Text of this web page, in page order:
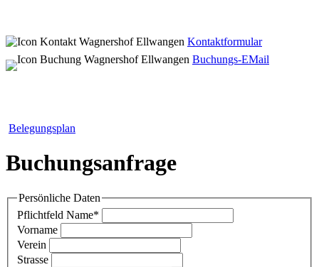
Kontaktformular
Buchungs-EMail
Belegungsplan
Buchungsanfrage
Persönliche Daten
Pflichtfeld Name*
Vorname
Verein
Strasse